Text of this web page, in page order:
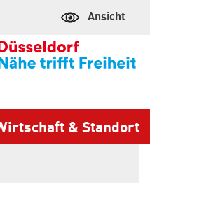
Ansicht
& Standort